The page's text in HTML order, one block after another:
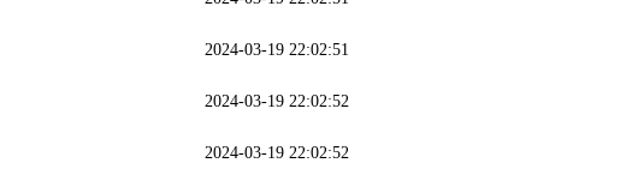
2024-03-19 22:02:51
2024-03-19 22:02:52
2024-03-19 22:02:52